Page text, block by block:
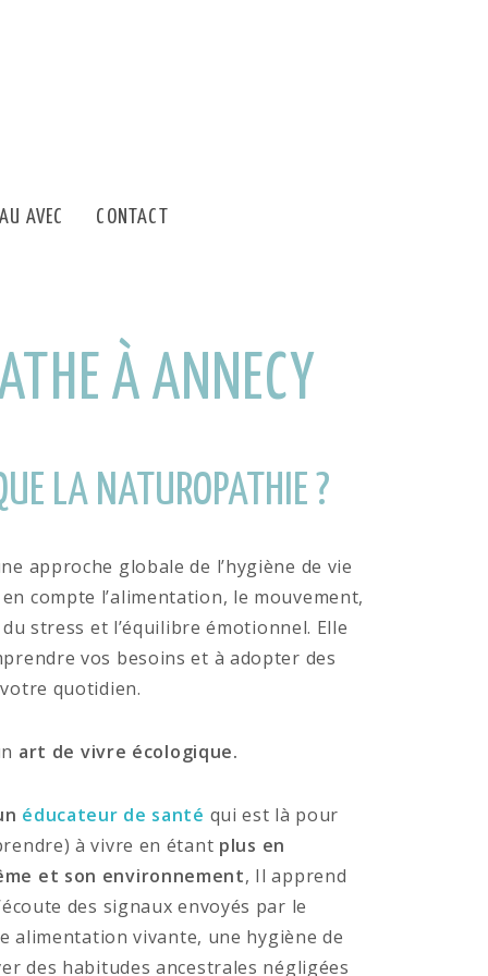
AVEC CONTACT
À ANNECY
LA NATUROPATHIE ?
approche globale de l’hygiène de vie
compte l’alimentation, le mouvement,
stress et l’équilibre émotionnel. Elle
vos besoins et à adopter des
quotidien.
art de vivre écologique.
éducateur de santé qui est là pour
à vivre en étant plus en
et son environnement, Il apprend
des signaux envoyés par le
alimentation vivante, une hygiène de
des habitudes ancestrales négligées